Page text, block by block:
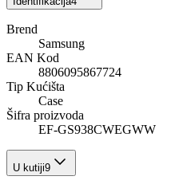
Brend
Samsung
EAN Kod
8806095867724
Tip Kućišta
Case
Šifra proizvoda
EF-GS938CWEGWW
U kutiji9